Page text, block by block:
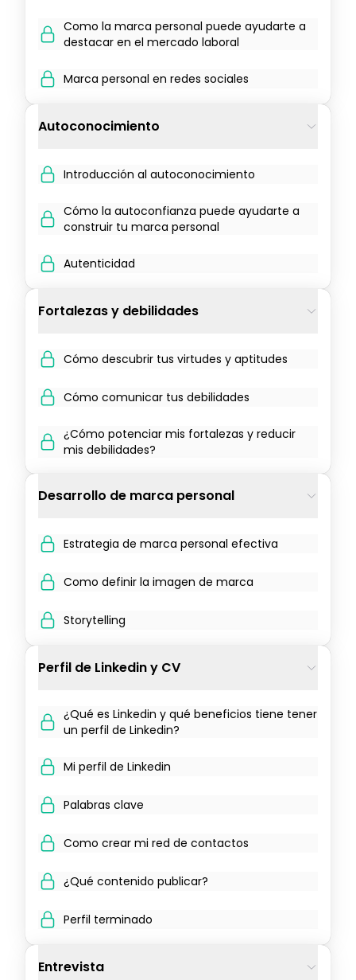
Como la marca personal puede ayudarte a
destacar en el mercado laboral
Marca personal en redes sociales
Autoconocimiento
Introducción al autoconocimiento
Cómo la autoconfianza puede ayudarte a
construir tu marca personal
Autenticidad
Fortalezas y debilidades
Cómo descubrir tus virtudes y aptitudes
Cómo comunicar tus debilidades
¿Cómo potenciar mis fortalezas y reducir
mis debilidades?
Desarrollo de marca personal
Estrategia de marca personal efectiva
Como definir la imagen de marca
Storytelling
Perfil de Linkedin y CV
¿Qué es Linkedin y qué beneficios tiene tener
un perfil de Linkedin?
Mi perfil de Linkedin
Palabras clave
Como crear mi red de contactos
¿Qué contenido publicar?
Perfil terminado
Entrevista